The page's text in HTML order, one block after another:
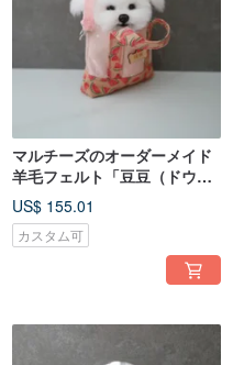
マルチーズのオーダーメイド
羊毛フェルト「豆豆（ドウド
ウ）シリーズ」デニムペット
バッグ
US$ 155.01
カスタム可